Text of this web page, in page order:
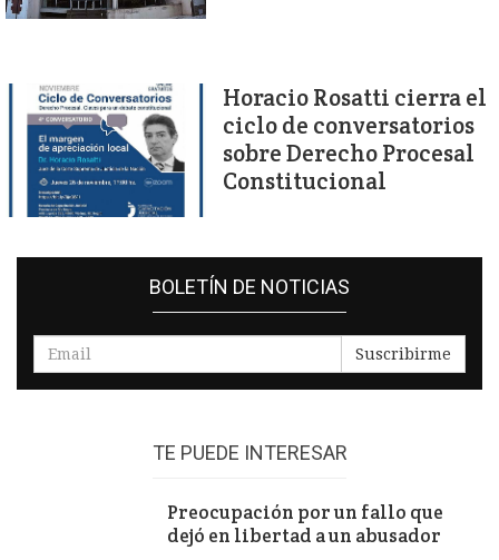
Horacio Rosatti cierra el
ciclo de conversatorios
sobre Derecho Procesal
Constitucional
BOLETÍN DE NOTICIAS
Suscribirme
TE PUEDE INTERESAR
Preocupación por un fallo que
dejó en libertad a un abusador